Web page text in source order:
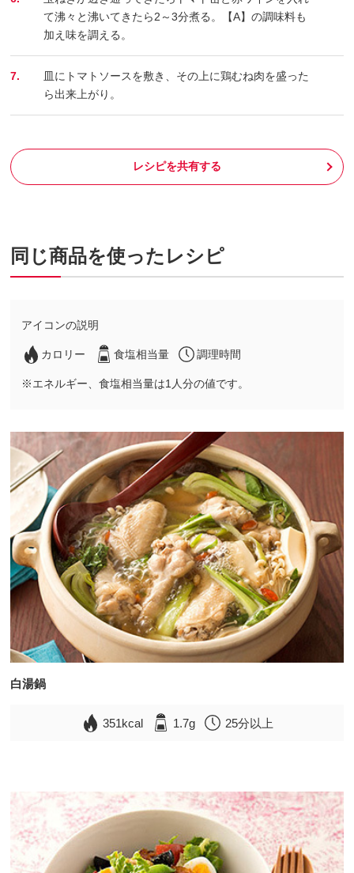
て沸々と沸いてきたら2～3分煮る。【A】の調味料も
加え味を調える。
7.
皿にトマトソースを敷き、その上に鶏むね肉を盛った
ら出来上がり。
レシピを共有する
同じ商品を使ったレシピ
アイコンの説明
カロリー 食塩相当量 調理時間
※エネルギー、食塩相当量は1人分の値です。
白湯鍋
351kcal 1.7g 25分以上